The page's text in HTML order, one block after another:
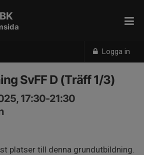
Logga in
SvFF D (Träff 1/3)
17:30-21:30
platser till denna grundutbildning.